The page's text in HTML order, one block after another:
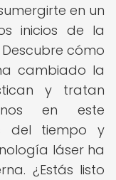
en un
inicios de la
cómo
cambiado la
y tratan
en este
del tiempo y
láser ha
¿Estás listo